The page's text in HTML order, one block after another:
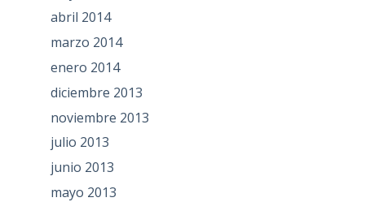
abril 2014
marzo 2014
enero 2014
diciembre 2013
noviembre 2013
julio 2013
junio 2013
mayo 2013